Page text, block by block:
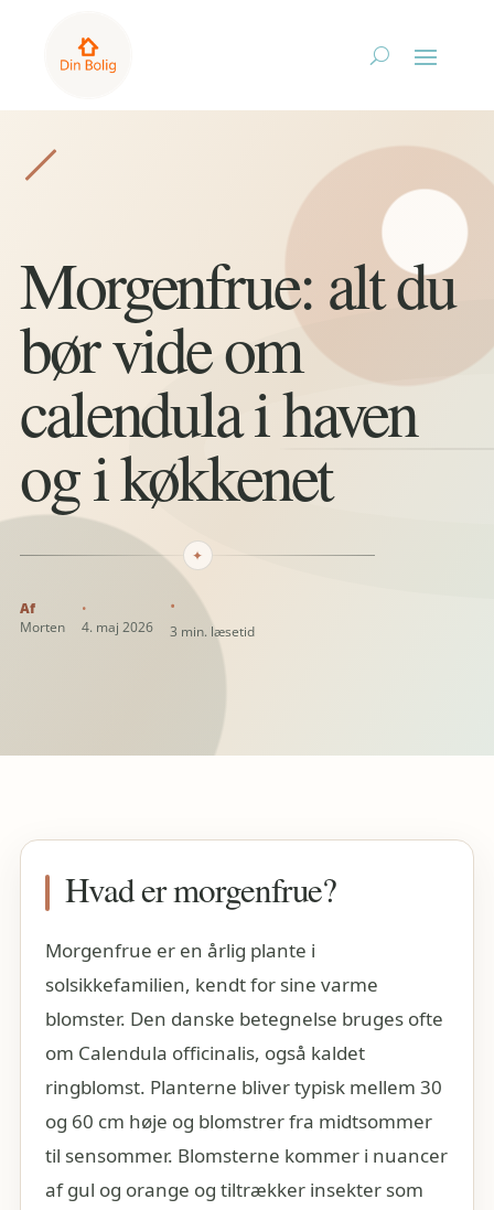
Morgenfrue: alt du
bør vide om
calendula i haven
og i køkkenet
✦
Morten 4. maj 2026 3 min. læsetid
Hvad er morgenfrue?
Morgenfrue er en årlig plante i
solsikkefamilien, kendt for sine varme
blomster. Den danske betegnelse bruges ofte
om Calendula officinalis, også kaldet
ringblomst. Planterne bliver typisk mellem 30
og 60 cm høje og blomstrer fra midtsommer
til sensommer. Blomsterne kommer i nuancer
af gul og orange og tiltrækker insekter som